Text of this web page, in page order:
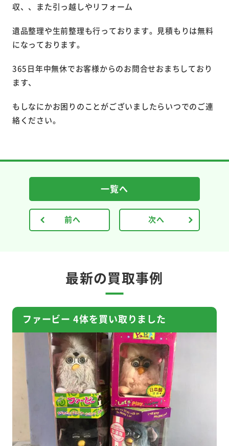
収、、また引っ越しやリフォーム
遺品整理や生前整理も行っております。見積もりは無料
になっております。
365日年中無休でお客様からのお問合せおまちしており
ます、
もしなにかお困りのことがございましたらいつでのご連
絡ください。
前へ
一覧へ
次へ
最新の買取事例
ファービー 4体を買い取りました